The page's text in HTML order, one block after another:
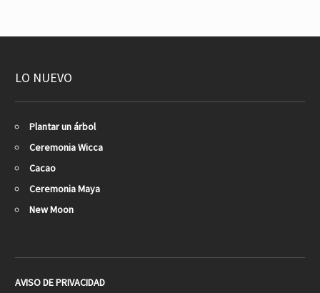
LO NUEVO
Plantar un árbol
Ceremonia Wicca
Cacao
Ceremonia Maya
New Moon
AVISO DE PRIVACIDAD